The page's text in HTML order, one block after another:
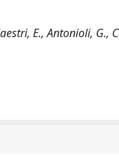
E., Antonioli, G.,